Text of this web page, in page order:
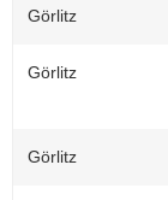
Görlitz
Görlitz
Görlitz